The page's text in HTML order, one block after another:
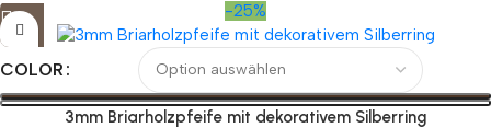
-25%
COLOR
3mm Briarholzpfeife mit dekorativem Silberring